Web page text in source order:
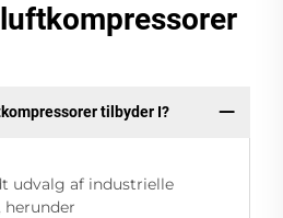
tilbyder I?
udvalg af industrielle
herunder